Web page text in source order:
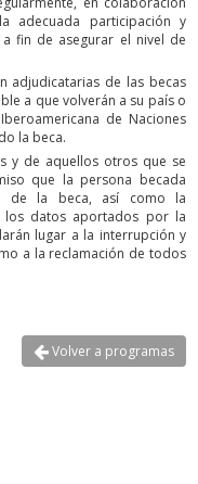
adecuada participación y
fin de asegurar el nivel de
adjudicatarias de las becas
a que volverán a su país o
de Naciones
la beca.
y de aquellos otros que se
que la persona becada
de la beca, así como la
los datos aportados por la
lugar a la interrupción y
a la reclamación de todos
Volver a programas